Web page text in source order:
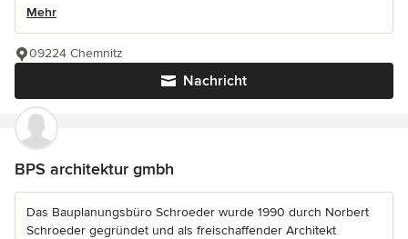
Mehr
Nachricht
09224 Chemnitz
BPS architektur gmbh
Das Bauplanungsbüro Schroeder wurde 1990 durch Norbert
Schroeder gegründet und als freischaffender Architekt